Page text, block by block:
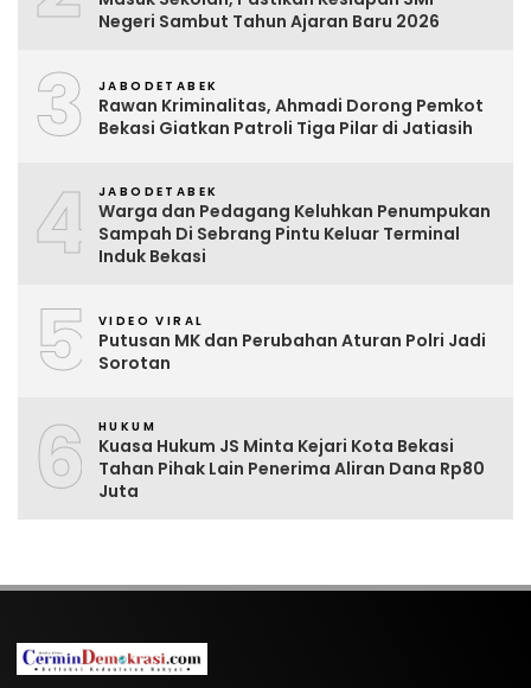
Negeri Sambut Tahun Ajaran Baru 2026
3 JABODETABEK
Rawan Kriminalitas, Ahmadi Dorong Pemkot
Bekasi Giatkan Patroli Tiga Pilar di Jatiasih
4 JABODETABEK
Warga dan Pedagang Keluhkan Penumpukan
Sampah Di Sebrang Pintu Keluar Terminal
Induk Bekasi
5 VIDEO VIRAL
Putusan MK dan Perubahan Aturan Polri Jadi
Sorotan
6 HUKUM
Kuasa Hukum JS Minta Kejari Kota Bekasi
Tahan Pihak Lain Penerima Aliran Dana Rp80
Juta